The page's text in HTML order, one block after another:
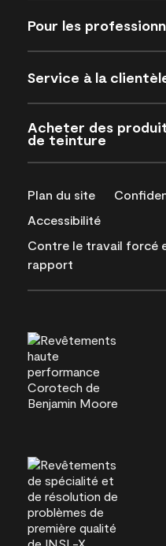
Pour les
Service à la
Acheter des
de teinture
Plan du site
Accessibilité
Contre le travail forcé
rapport